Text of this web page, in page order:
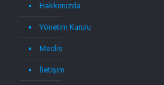
Hakkımızda
Yönetim Kurulu
Meclis
İletişim